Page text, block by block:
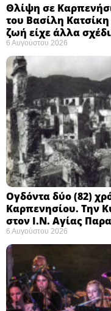
Θλίψη σε
του Βασίλη
ζωή είχε άλλα
6 Αυγούστου 2026
Ογδόντα δύο (82)
Καρπενησίου. Την
στον Ι.Ν. Αγίας
6 Αυγούστου 2026